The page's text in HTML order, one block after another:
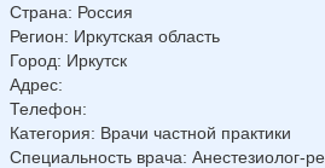
Страна: Россия
Регион: Иркутская область
Город: Иркутск
Адрес:
Телефон:
Категория: Врачи частной практики
Специальность врача: Анестезиолог-